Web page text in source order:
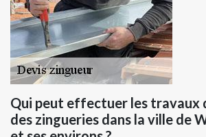
Qui peut effectuer les travaux
des zingueries dans la ville de